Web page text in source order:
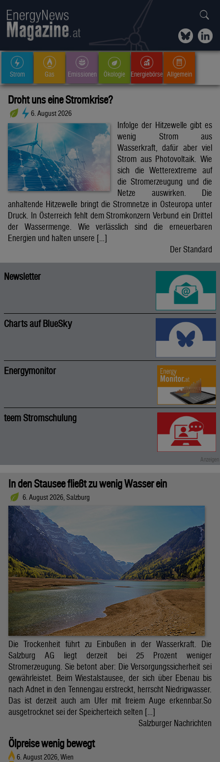
Strom Gas Emissionen Ökologie Energiebörse Allgemein
Droht uns eine Stromkrise?
6. August 2026
Infolge der Hitzewelle gibt es
wenig Strom aus
Wasserkraft, dafür aber viel
Strom aus Photovoltaik. Wie
sich die Wetterextreme auf
die Stromerzeugung und die
Netze auswirken. Die
anhaltende Hitzewelle bringt die Stromnetze in Osteuropa unter
Druck. In Österreich fehlt dem Stromkonzern Verbund ein Drittel
der Wassermenge. Wie verlässlich sind die erneuerbaren
Energien und halten unsere […]
Der Standard
Newsletter
Charts auf BlueSky
Energymonitor
teem Stromschulung
In den Stausee fließt zu wenig Wasser ein
6. August 2026, Salzburg
Die Trockenheit führt zu Einbußen in der Wasserkraft. Die
Salzburg AG liegt derzeit bei 25 Prozent weniger
Stromerzeugung. Sie betont aber: Die Versorgungssicherheit sei
gewährleistet. Beim Wiestalstausee, der sich über Ebenau bis
nach Adnet in den Tennengau erstreckt, herrscht Niedrigwasser.
Das ist derzeit auch am Ufer mit freiem Auge erkennbar.So
ausgetrocknet sei der Speicherteich selten […]
Salzburger Nachrichten
Ölpreise wenig bewegt
6. August 2026, Wien